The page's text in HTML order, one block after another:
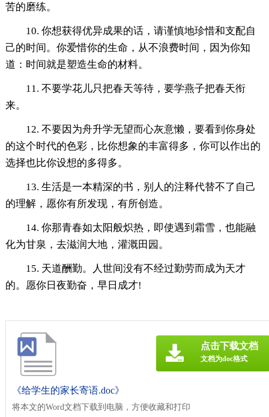
苦的磨练。
10. 你想获得优异成果的话，请谨慎地珍惜和支配自
己的时间。你爱惜你的生命，从不浪费时间，因为你知
道：时间就是塑造生命的材料。
11. 不要学花儿只把春天等待，要学燕子把春天衔
来。
12. 不要因为舟升学无望而心灰意懒，要看到你身处
的这个时代的色彩，比你想象的丰富得多，你可以作出的
选择也比你设想的多得多。
13. 生活是一本精深的书，别人的注释代替不了自己
的理解，愿你有所发现，有所创造。
14. 你那青春如太阳般炽热，即使遇到霜雪，也能融
化为甘泉，去滋润大地，灌溉田园。
15. 天道酬勤。人世间没有不经过勤劳而成为天才
的。愿你日夜勤奋，早日成才!
《给学生的家长寄语.doc》
将本文的Word文档下载到电脑，方便收藏和打印
点击下载文档
文档为doc格式